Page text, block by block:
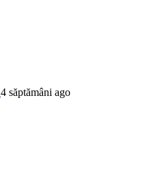
4 săptămâni ago